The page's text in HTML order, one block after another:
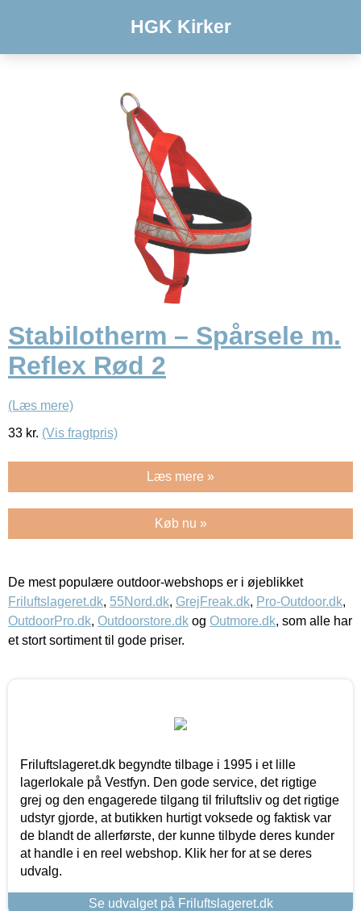
HGK Kirker
Stabilotherm – Spårsele m.
Reflex Rød 2
(Læs mere)
33 kr. (Vis fragtpris)
Læs mere »
Køb nu »
De mest populære outdoor-webshops er i øjeblikket
Friluftslageret.dk, 55Nord.dk, GrejFreak.dk, Pro-Outdoor.dk,
OutdoorPro.dk, Outdoorstore.dk og Outmore.dk, som alle har
et stort sortiment til gode priser.
Friluftslageret.dk begyndte tilbage i 1995 i et lille
lagerlokale på Vestfyn. Den gode service, det rigtige
grej og den engagerede tilgang til friluftsliv og det rigtige
udstyr gjorde, at butikken hurtigt voksede og faktisk var
de blandt de allerførste, der kunne tilbyde deres kunder
at handle i en reel webshop. Klik her for at se deres
udvalg.
Se udvalget på Friluftslageret.dk